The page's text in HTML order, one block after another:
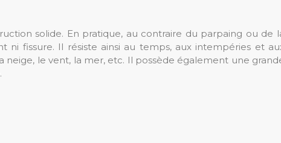
solide. En pratique, au contraire du parpaing ou de
ni fissure. Il résiste ainsi au temps, aux intempéries et
le vent, la mer, etc. Il possède également une